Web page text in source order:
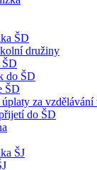
ŠD
družiny
ŠD
do ŠD
ŠD
za vzdělávání
do ŠD
ŠJ